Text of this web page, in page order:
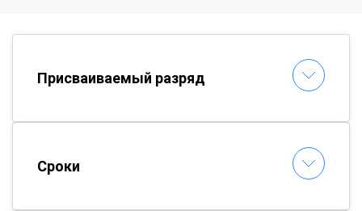
Присваиваемый разряд
Сроки